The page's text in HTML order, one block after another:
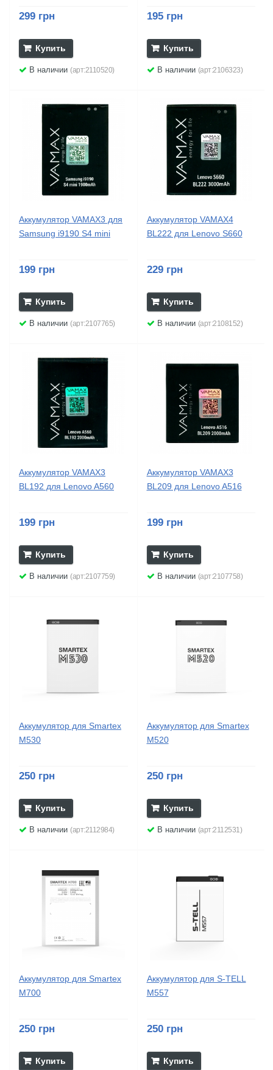
299 грн
Купить
В наличии (арт:2110520)
195 грн
Купить
В наличии (арт:2106323)
Аккумулятор VAMAX3 для
Samsung i9190 S4 mini
199 грн
Купить
В наличии (арт:2107765)
Аккумулятор VAMAX4
BL222 для Lenovo S660
229 грн
Купить
В наличии (арт:2108152)
Аккумулятор VAMAX3
BL192 для Lenovo A560
199 грн
Купить
В наличии (арт:2107759)
Аккумулятор VAMAX3
BL209 для Lenovo A516
199 грн
Купить
В наличии (арт:2107758)
Аккумулятор для Smartex
M530
250 грн
Купить
В наличии (арт:2112984)
Аккумулятор для Smartex
M520
250 грн
Купить
В наличии (арт:2112531)
Аккумулятор для Smartex
M700
250 грн
Купить
Аккумулятор для S-TELL
M557
250 грн
Купить